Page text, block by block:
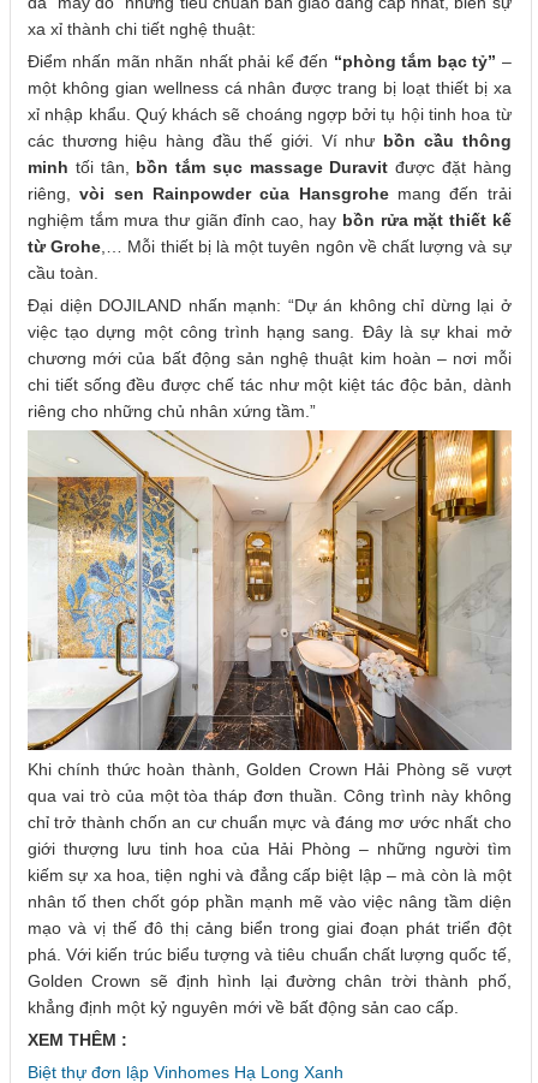
xa xỉ thành chi tiết nghệ thuật:
Điểm nhấn mãn nhãn nhất phải kể đến “phòng tắm bạc tỷ” –
một không gian wellness cá nhân được trang bị loạt thiết bị xa
xỉ nhập khẩu. Quý khách sẽ choáng ngợp bởi tụ hội tinh hoa từ
các thương hiệu hàng đầu thế giới. Ví như bồn cầu thông
minh tối tân, bồn tắm sục massage Duravit được đặt hàng
riêng,vòi sen Rainpowder của Hansgrohemang đến trải
nghiệm tắm mưa thư giãn đỉnh cao, hay bồn rửa mặt thiết kế
từ Grohe ,… Mỗi thiết bị là một tuyên ngôn về chất lượng và sự
cầu toàn.
Đại diện DOJILAND nhấn mạnh: “Dự án không chỉ dừng lại ở
việc tạo dựng một công trình hạng sang. Đây là sự khai mở
chương mới của bất động sản nghệ thuật kim hoàn – nơi mỗi
chi tiết sống đều được chế tác như một kiệt tác độc bản, dành
riêng cho những chủ nhân xứng tầm.”
Khi chính thức hoàn thành, Golden Crown Hải Phòng sẽ vượt
qua vai trò của một tòa tháp đơn thuần. Công trình này không
chỉ trở thành chốn an cư chuẩn mực và đáng mơ ước nhất cho
giới thượng lưu tinh hoa của Hải Phòng – những người tìm
kiếm sự xa hoa, tiện nghi và đẳng cấp biệt lập – mà còn là một
nhân tố then chốt góp phần mạnh mẽ vào việc nâng tầm diện
mạo và vị thế đô thị cảng biển trong giai đoạn phát triển đột
phá. Với kiến trúc biểu tượng và tiêu chuẩn chất lượng quốc tế,
Golden Crown sẽ định hình lại đường chân trời thành phố,
khẳng định một kỷ nguyên mới về bất động sản cao cấp.
XEM THÊM :
Biệt thự đơn lập Vinhomes Hạ Long Xanh